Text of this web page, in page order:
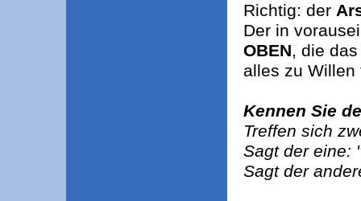
Richtig: der
Der in
OBEN, die
alles zu Willen
Kennen Sie
Treffen sich
Sagt der eine:
Sagt der